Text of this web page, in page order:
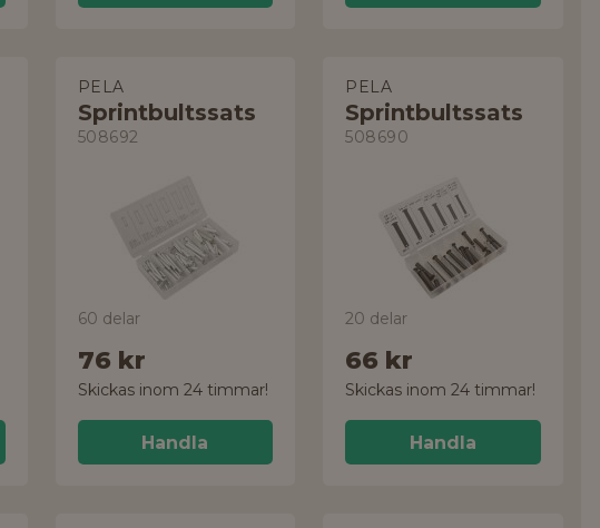
PELA
Sprintbultssats
508692
60 delar
76 kr
Skickas inom 24 timmar!
Handla
PELA
Sprintbultssats
508690
20 delar
66 kr
Skickas inom 24 timmar!
Handla